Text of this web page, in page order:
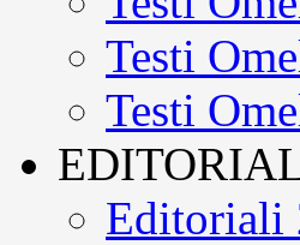
Testi
Testi
Editoriali